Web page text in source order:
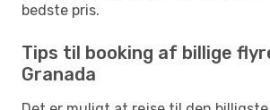
bedste pris.
Tips til booking af billige
Granada